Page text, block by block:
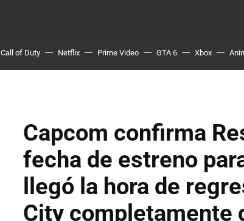
Call of Duty Netflix Prime Video GTA 6 Xbox
Capcom confirma
fecha de estreno
llegó la hora de
City completamente